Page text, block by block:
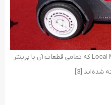
شکل 4. اولین خودروی شرکت Local Motors که تمامی قطعات آن با پرینتر
[3].